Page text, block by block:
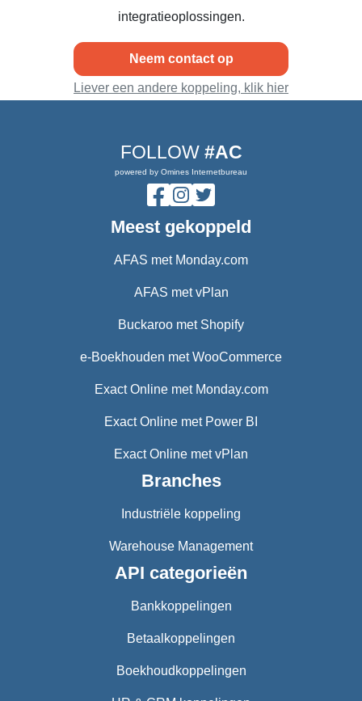
integratieoplossingen.
Neem contact op
Liever een andere koppeling, klik hier
FOLLOW #AC
powered by Omines Internetbureau
Meest gekoppeld
AFAS met Monday.com
AFAS met vPlan
Buckaroo met Shopify
e-Boekhouden met WooCommerce
Exact Online met Monday.com
Exact Online met Power BI
Exact Online met vPlan
Branches
Industriële koppeling
Warehouse Management
API categorieën
Bankkoppelingen
Betaalkoppelingen
Boekhoudkoppelingen